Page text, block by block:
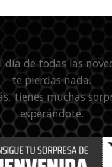
de todas las
te pierdas nada.
tienes muchas
esperándote.